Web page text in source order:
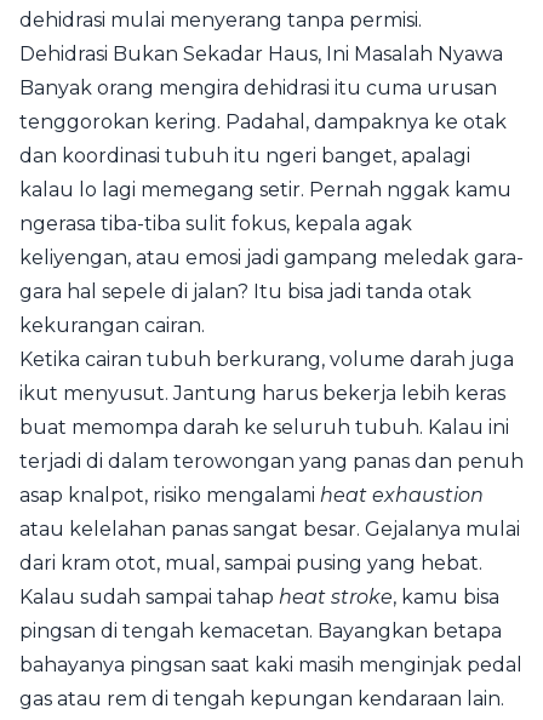
dehidrasi mulai menyerang tanpa permisi.
Dehidrasi Bukan Sekadar Haus, Ini Masalah Nyawa
Banyak orang mengira dehidrasi itu cuma urusan
tenggorokan kering. Padahal, dampaknya ke otak
dan koordinasi tubuh itu ngeri banget, apalagi
kalau lo lagi memegang setir. Pernah nggak kamu
ngerasa tiba-tiba sulit fokus, kepala agak
keliyengan, atau emosi jadi gampang meledak gara-
gara hal sepele di jalan? Itu bisa jadi tanda otak
kekurangan cairan.
Ketika cairan tubuh berkurang, volume darah juga
ikut menyusut. Jantung harus bekerja lebih keras
buat memompa darah ke seluruh tubuh. Kalau ini
terjadi di dalam terowongan yang panas dan penuh
asap knalpot, risiko mengalami heat exhaustion
atau kelelahan panas sangat besar. Gejalanya mulai
dari kram otot, mual, sampai pusing yang hebat.
Kalau sudah sampai tahap heat stroke, kamu bisa
pingsan di tengah kemacetan. Bayangkan betapa
bahayanya pingsan saat kaki masih menginjak pedal
gas atau rem di tengah kepungan kendaraan lain.